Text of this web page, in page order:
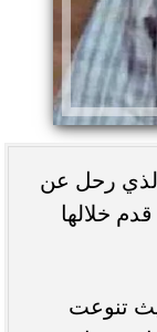
رحل عن
قدم خلالها
تنوعت